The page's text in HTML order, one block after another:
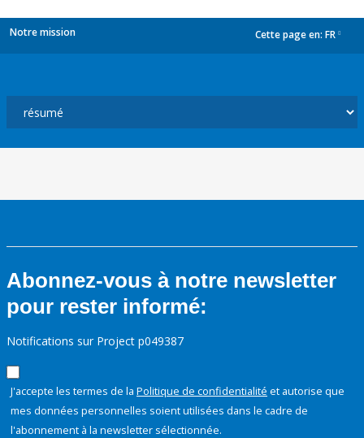
Notre mission Cette page en: FR
Abonnez-vous à notre newsletter
pour rester informé:
Notifications sur Project p049387
J'accepte les termes de la Politique de confidentialité et autorise que
mes données personnelles soient utilisées dans le cadre de
l'abonnement à la newsletter sélectionnée.